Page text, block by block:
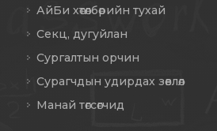
АйБи хөтөлбөрийн тухай
Секц, дугуйлан
Сургалтын орчин
Сурагчдын удирдах зөвлөл
Манай төгсөгчид